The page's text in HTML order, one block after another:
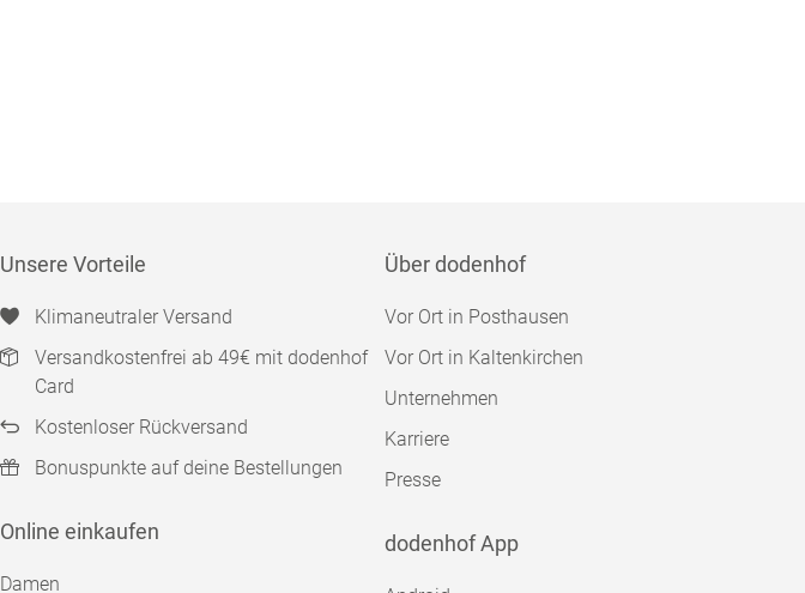
Unsere Vorteile
Klimaneutraler Versand
Versandkostenfrei ab 49€ mit dodenhof
Card
Kostenloser Rückversand
Bonuspunkte auf deine Bestellungen
Online einkaufen
Damen
Über dodenhof
Vor Ort in Posthausen
Vor Ort in Kaltenkirchen
Unternehmen
Karriere
Presse
dodenhof App